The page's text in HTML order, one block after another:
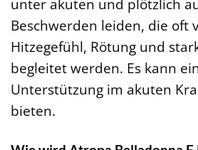
Beschwerden leiden, die oft
Hitzegefühl, Rötung und
begleitet werden. Es kann
Unterstützung im akuten
bieten.